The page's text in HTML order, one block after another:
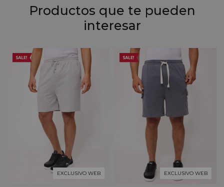
Productos que te pueden
interesar
EXCLUSIVO WEB EXCLUSIVO WEB